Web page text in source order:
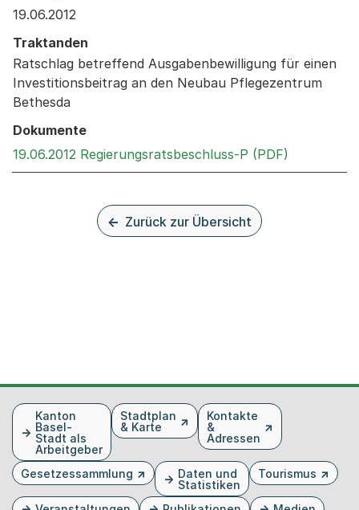
19.06.2012
Traktanden
Ratschlag betreffend Ausgabenbewilligung für einen
Investitionsbeitrag an den Neubau Pflegezentrum
Bethesda
Dokumente
19.06.2012 Regierungsratsbeschluss-P (PDF)
Zurück zur Übersicht
FusszeileKanton
Basel-
Stadt als
Arbeitgeber
Stadtplan
& Karte
Kontakte
&
Adressen
Gesetzessammlung
Daten und
Statistiken
Tourismus